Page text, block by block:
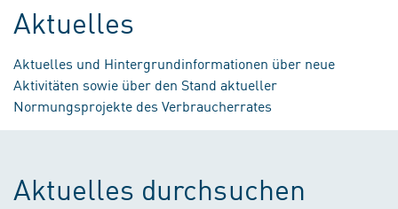
Aktuelles
Aktuelles und Hintergrundinformationen über neue
Aktivitäten sowie über den Stand aktueller
Normungsprojekte des Verbraucherrates
Aktuelles durchsuchen